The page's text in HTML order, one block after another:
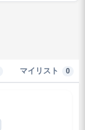
マイリスト 0